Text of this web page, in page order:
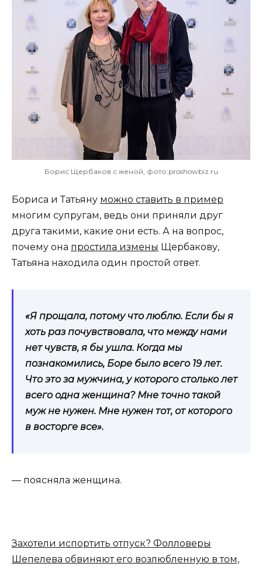
Борис Щербаков с женой, фото:proshowbiz.ru
Бориса и Татьяну можно ставить в пример
многим супругам, ведь они приняли друг
друга такими, какие они есть. А на вопрос,
почему она простила измены Щербакову,
Татьяна находила один простой ответ.
«Я прощала, потому что люблю. Если бы я
хоть раз почувствовала, что между нами
нет чувств, я бы ушла. Когда мы
познакомились, Боре было всего 19 лет.
Что это за мужчина, у которого столько лет
всего одна женщина? Мне точно такой
муж не нужен. Мне нужен тот, от которого
в восторге все».
— поясняла женщина.
Захотели испортить отпуск? Фолловеры
Шепелева обвиняют его возлюбленную в том,